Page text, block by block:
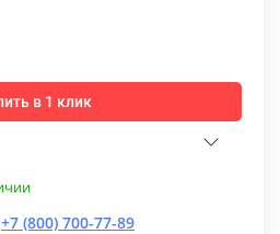
в 1 клик
+7 (800) 700-77-89